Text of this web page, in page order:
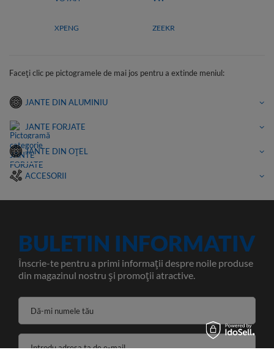
XPENG ZEEKR
Faceți clic pe pictogramele de mai jos pentru a extinde meniul:
JANTE DIN ALUMINIU
JANTE FORJATE
JANTE DIN OȚEL
ACCESORII
BULETIN INFORMATIV
Înscrie-te pentru a primi informații despre noile produse
din magazinul nostru și promoții atractive.
Dă-mi numele tău
Introdu adresa ta de e-mail